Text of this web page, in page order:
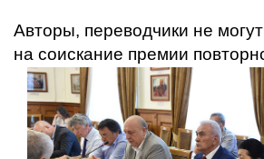
Авторы, переводчики не
на соискание премии